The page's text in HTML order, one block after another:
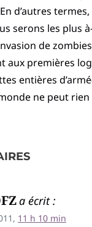
d’autres
serons les plus
de
aux premières
entières
ne peut
a écrit :
11 h 10 min